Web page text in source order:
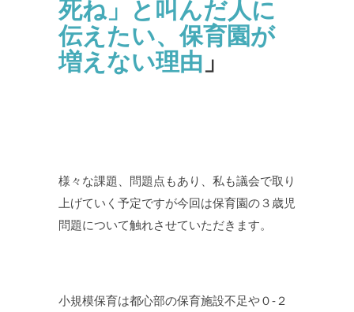
死ね」と叫んだ人に
伝えたい、保育園が
増えない理由 」
様々な課題、問題点もあり、私も議会で取り
上げていく予定ですが今回は保育園の３歳児
問題について触れさせていただきます。
小規模保育は都心部の保育施設不足や０-２